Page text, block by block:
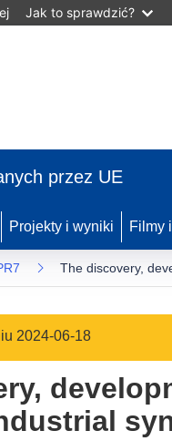
Jak to sprawdzić?
przez UE
Projekty i wyniki Filmy
The discovery,
2024-06-18